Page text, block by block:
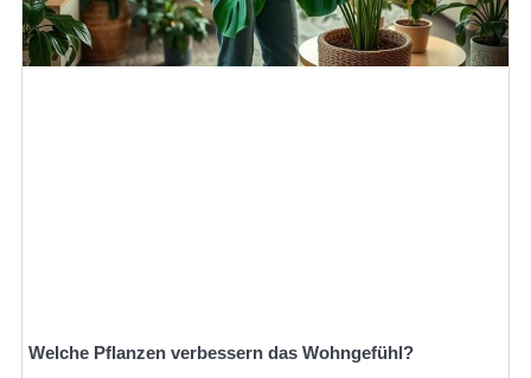
Welche Pflanzen verbessern das Wohngefühl?